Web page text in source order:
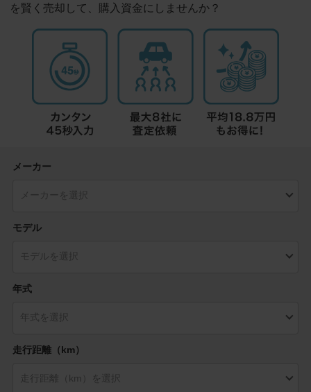
を賢く売却して、購入資金にしませんか？
メーカー
モデル
年式
走行距離（km）